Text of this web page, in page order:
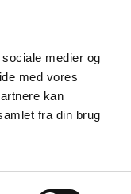
medier og
med vores
kan
fra din brug
Udgivelser
Medicinsk